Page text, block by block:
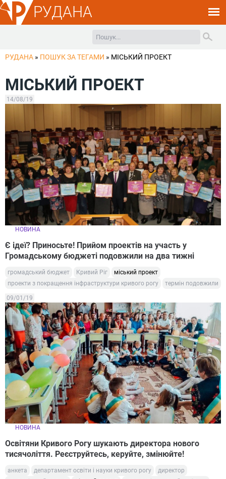
РУДАНА
РУДАНА » ПОШУК ЗА ТЕГАМИ » МІСЬКИЙ ПРОЕКТ
МІСЬКИЙ ПРОЕКТ
14/08/19
НОВИНА
Є ідеї? Приносьте! Прийом проектів на участь у
Громадському бюджеті подовжили на два тижні
громадський бюджет Кривий Ріг
міський проект
проекти з покращення інфраструктури кривого рогу
термін подовжили
09/01/19
НОВИНА
Освітяни Кривого Рогу шукають директора нового
тисячоліття. Реєструйтесь, керуйте, змінюйте!
анкета департамент освіти і науки кривого рогу
директор